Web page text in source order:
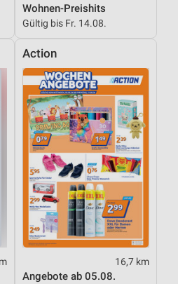
Wohnen-Preishits
Gültig bis Fr. 14.08.
Action
16,7 km
Angebote ab 05.08.